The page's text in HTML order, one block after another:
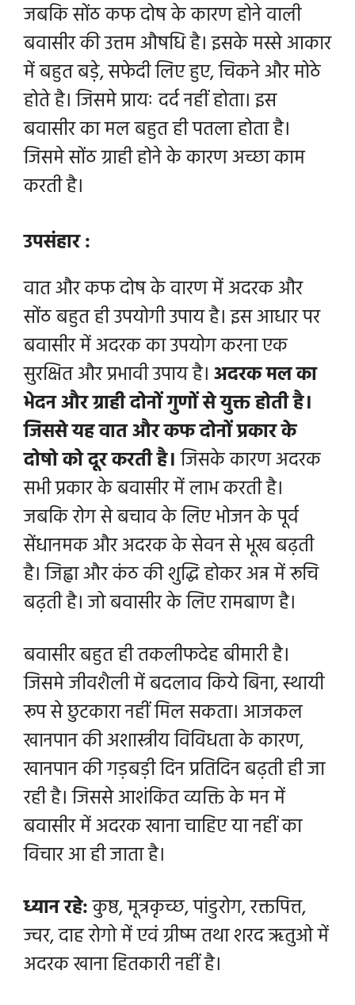
जबकि सोंठ कफ दोष के कारण होने वाली
बवासीर की उत्तम औषधि है। इसके मस्से आकार
में बहुत बड़े, सफेदी लिए हुए, चिकने और मोठे
होते है। जिसमे प्रायः दर्द नहीं होता। इस
बवासीर का मल बहुत ही पतला होता है।
जिसमे सोंठ ग्राही होने के कारण अच्छा काम
करती है।
उपसंहार :
वात और कफ दोष के वारण में अदरक और
सोंठ बहुत ही उपयोगी उपाय है। इस आधार पर
बवासीर में अदरक का उपयोग करना एक
सुरक्षित और प्रभावी उपाय है। अदरक मल का
भेदन और ग्राही दोनों गुणों से युक्त होती है।
जिससे यह वात और कफ दोनों प्रकार के
दोषो को दूर करती है।जिसके कारण अदरक
सभी प्रकार के बवासीर में लाभ करती है।
जबकि रोग से बचाव के लिएभोजन के पूर्व
सेंधानमक और अदरक के सेवन से भूख बढ़ती
है। जिह्वा और कंठ की शुद्धि होकर अन्न में रूचि
बढ़ती है। जो बवासीर के लिए रामबाण है।
बवासीर बहुत ही तकलीफदेह बीमारी है।
जिसमे जीवशैली में बदलाव किये बिना, स्थायी
रूप से छुटकारा नहीं मिल सकता। आजकल
खानपान की अशास्त्रीय विविधता के कारण,
खानपान की गड़बड़ी दिन प्रतिदिन बढ़ती ही जा
रही है। जिससे आशंकित व्यक्ति के मन में
बवासीर में अदरक खाना चाहिए या नहीं का
विचार आ ही जाता है।
ध्यान रहे:कुष्ठ, मूत्रकृच्छ, पांडुरोग, रक्तपित्त,
ज्वर, दाह रोगो में एवं ग्रीष्म तथा शरद ऋतुओ में
अदरक खाना हितकारी नहीं है।